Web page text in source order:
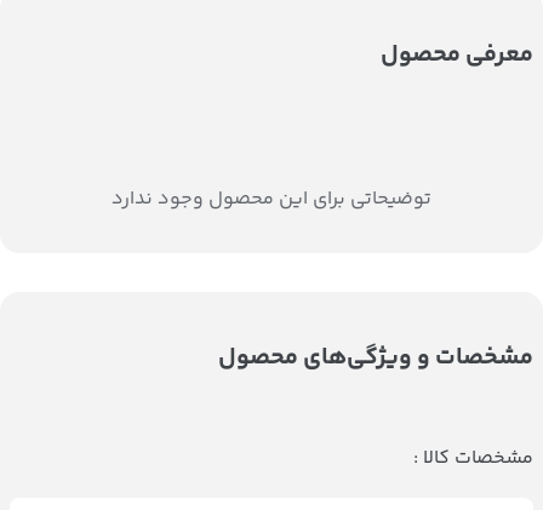
معرفی محصول
توضیحاتی برای این محصول وجود ندارد
مشخصات و ویژگی‌های محصول
مشخصات کالا :